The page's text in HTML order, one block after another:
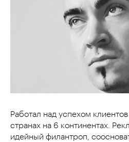
Работал над успехом
странах на 6 континентах.
идейный филантроп,